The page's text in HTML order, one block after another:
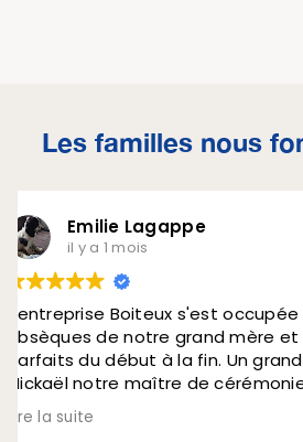
Les familles nous
occupée des
mère et ils ont été
Un grand merci à
et à son
leur
et
et
Merci